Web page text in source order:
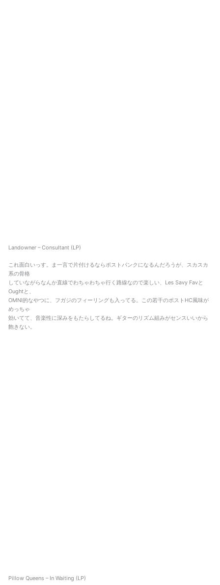
Landowner – Consultant (LP)
これ面白いっす。ま一言で片付けるならポストパンクになるんだろうが、スカスカ
系の骨格
していながらなんか直線でわちゃわちゃ行く路線なので楽しい、Les Savy Favと
Oughtと、
OMNI的なやつに、フガジのフィーリングも入ってる。この若干のポストHC風味が
めっちゃ
効いてて、音楽性に深みをもたらしてるね。ギターのリズム組みがセンスいいから
飽きない。
Pillow Queens – In Waiting (LP)